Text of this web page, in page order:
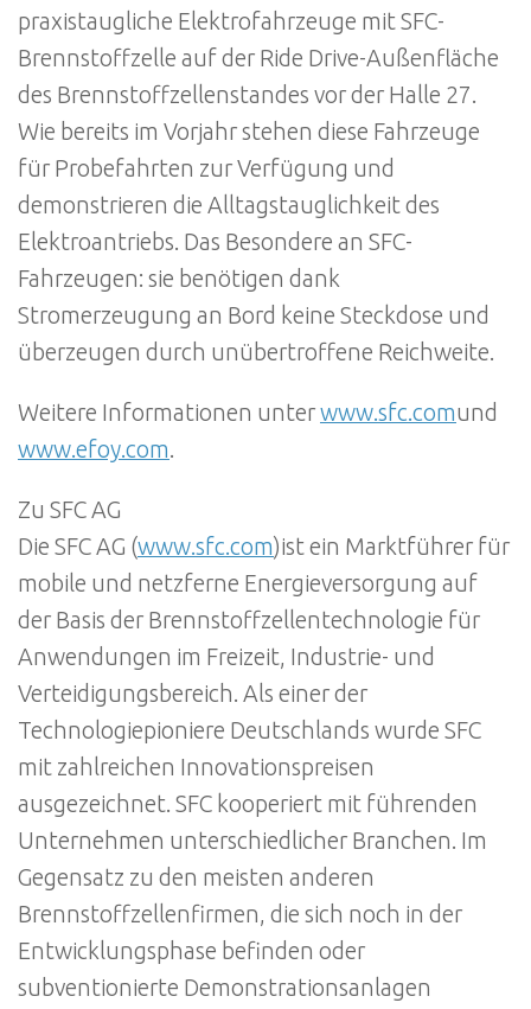
praxistaugliche Elektrofahrzeuge mit SFC-
Brennstoffzelle auf der Ride Drive-Außenfläche
des Brennstoffzellenstandes vor der Halle 27.
Wie bereits im Vorjahr stehen diese Fahrzeuge
für Probefahrten zur Verfügung und
demonstrieren die Alltagstauglichkeit des
Elektroantriebs. Das Besondere an SFC-
Fahrzeugen: sie benötigen dank
Stromerzeugung an Bord keine Steckdose und
überzeugen durch unübertroffene Reichweite.
Weitere Informationen unterwww.sfc.comund
www.efoy.com.
Zu SFC AG
Die SFC AG (www.sfc.com)ist ein Marktführer für
mobile und netzferne Energieversorgung auf
der Basis der Brennstoffzellentechnologie für
Anwendungen im Freizeit, Industrie- und
Verteidigungsbereich. Als einer der
Technologiepioniere Deutschlands wurde SFC
mit zahlreichen Innovationspreisen
ausgezeichnet. SFC kooperiert mit führenden
Unternehmen unterschiedlicher Branchen. Im
Gegensatz zu den meisten anderen
Brennstoffzellenfirmen, die sich noch in der
Entwicklungsphase befinden oder
subventionierte Demonstrationsanlagen